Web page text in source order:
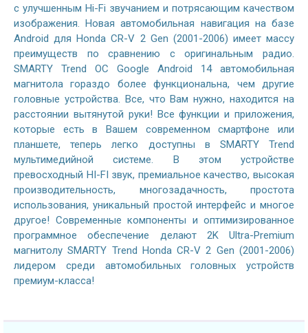
с улучшенным Hi-Fi звучанием и потрясающим качеством
изображения. Новая автомобильная навигация на базе
Android для Honda CR-V 2 Gen (2001-2006) имеет массу
преимуществ по сравнению с оригинальным радио.
SMARTY Trend ОС Google Android 14 автомобильная
магнитола гораздо более функциональна, чем другие
головные устройства. Все, что Вам нужно, находится на
расстоянии вытянутой руки! Все функции и приложения,
которые есть в Вашем современном смартфоне или
планшете, теперь легко доступны в SMARTY Trend
мультимедийной системе. В этом устройстве
превосходный HI-FI звук, премиальное качество, высокая
производительность, многозадачность, простота
использования, уникальный простой интерфейс и многое
другое! Современные компоненты и оптимизированное
программное обеспечение делают 2K Ultra-Premium
магнитолу SMARTY Trend Honda CR-V 2 Gen (2001-2006)
лидером среди автомобильных головных устройств
премиум-класса!